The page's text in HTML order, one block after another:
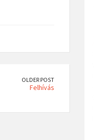
OLDER POST
Felhívás